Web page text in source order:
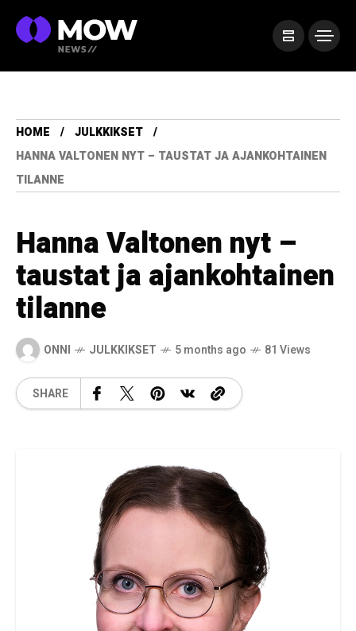
HOME
JULKKIKSET
HANNA VALTONEN NYT – TAUSTAT JA AJANKOHTAINEN
TILANNE
Hanna Valtonen nyt –
taustat ja ajankohtainen
tilanne
ONNI JULKKIKSET 5 months ago 81 Views
SHARE